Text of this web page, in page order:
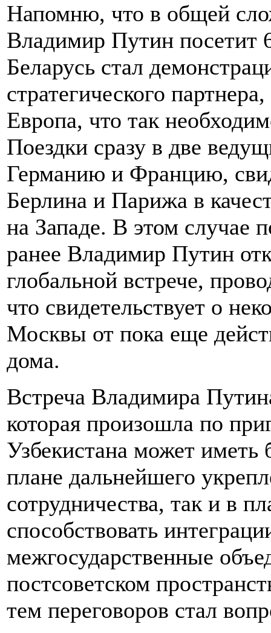
Напомню, что в общей
Владимир Путин посетит
Беларусь стал
стратегического
Европа, что так
Поездки сразу в две
Германию и Францию,
Берлина и Парижа в
на Западе. В этом случае
ранее Владимир Путин
глобальной встрече,
что свидетельствует о
Москвы от пока еще
дома.
Встреча Владимира
которая произошла по
Узбекистана может иметь
плане дальнейшего
сотрудничества, так и в
способствовать
межгосударственные
постсоветском
тем переговоров стал